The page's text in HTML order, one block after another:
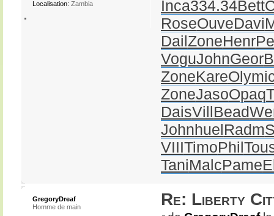
Inca334.34Bett
RoseOuveDavi
DailZoneHenr
VoguJohnGeor
ZoneKareOlym
ZoneJasoOpaq
DaisVillBead
JohnhuelRadm
VIIITimoPhil
TaniMalcPame
Localisation: Zambia
Re: Liberty
GregoryDreaf
Homme de main